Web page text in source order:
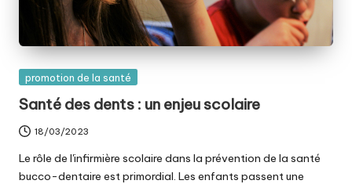
Posted
promotion de la santé
Santé des dents : un enjeu scolaire
18/03/2023
Le rôle de l'infirmière scolaire dans la prévention de la santé
bucco-dentaire est primordial. Les enfants passent une